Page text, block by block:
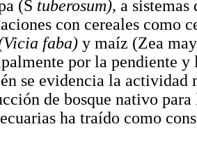
(S tuberosum), a
con cereales como
faba) y maíz (Zea
por la pendiente y
se evidencia la actividad
de bosque nativo
ha traído como